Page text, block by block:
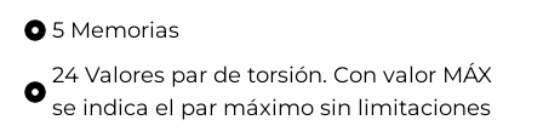
5 Memorias
24 Valores par de torsión. Con valor MÁX
se indica el par máximo sin limitaciones